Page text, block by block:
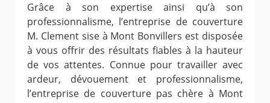
Grâce à son expertise ainsi qu’à son
professionnalisme, l’entreprise de couverture
M. Clement sise à Mont Bonvillers est disposée
à vous offrir des résultats fiables à la hauteur
de vos attentes. Connue pour travailler avec
ardeur, dévouement et professionnalisme,
l’entreprise de couverture pas chère à Mont